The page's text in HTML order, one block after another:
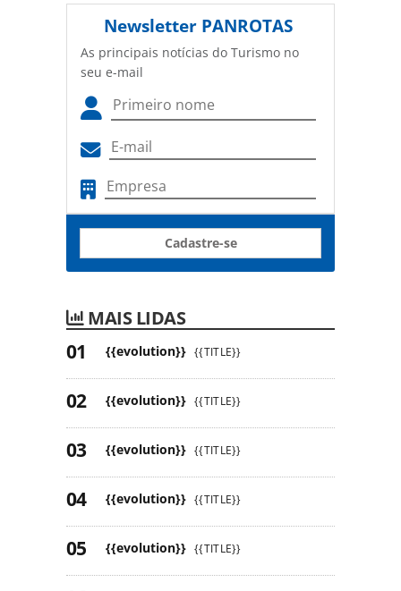
Newsletter PANROTAS
As principais notícias do Turismo no
seu e-mail
Cadastre-se
MAIS LIDAS
{{evolution}} {{TITLE}}
{{evolution}} {{TITLE}}
{{evolution}} {{TITLE}}
{{evolution}} {{TITLE}}
{{evolution}} {{TITLE}}